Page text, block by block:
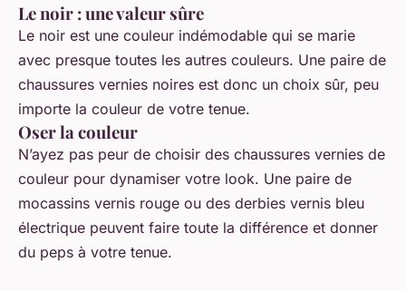
Le noir : une valeur sûre
Le noir est une couleur indémodable qui se marie
avec presque toutes les autres couleurs. Une paire de
chaussures vernies noires est donc un choix sûr, peu
importe la couleur de votre tenue.
Oser la couleur
N’ayez pas peur de choisir des chaussures vernies de
couleur pour dynamiser votre look. Une paire de
mocassins vernis rouge ou des derbies vernis bleu
électrique peuvent faire toute la différence et donner
du peps à votre tenue.